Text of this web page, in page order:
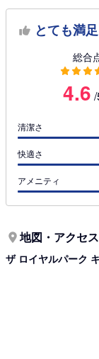
とても満足
総合
4.6
清潔さ
快適さ
アメニティ
地図・アクセス
ザ ロイヤルパーク